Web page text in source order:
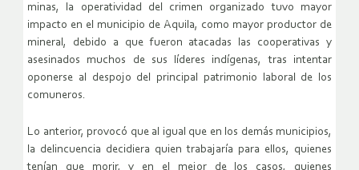
minas, la operatividad del crimen organizado tuvo mayor
impacto en el municipio de Aquila, como mayor productor de
mineral, debido a que fueron atacadas las cooperativas y
asesinados muchos de sus líderes indígenas, tras intentar
oponerse al despojo del principal patrimonio laboral de los
comuneros.
Lo anterior, provocó que al igual que en los demás municipios,
la delincuencia decidiera quien trabajaría para ellos, quienes
tenían que morir, y en el mejor de los casos, quienes